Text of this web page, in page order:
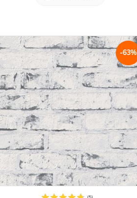
-63%